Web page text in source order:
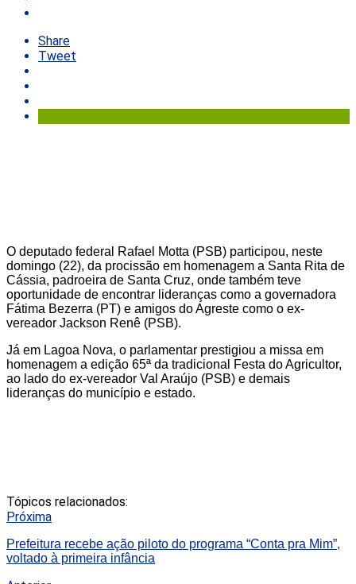
Share
Tweet
O deputado federal Rafael Motta (PSB) participou, neste
domingo (22), da procissão em homenagem a Santa Rita de
Cássia, padroeira de Santa Cruz, onde também teve
oportunidade de encontrar lideranças como a governadora
Fátima Bezerra (PT) e amigos do Agreste como o ex-
vereador Jackson Renê (PSB).
Já em Lagoa Nova, o parlamentar prestigiou a missa em
homenagem a edição 65ª da tradicional Festa do Agricultor,
ao lado do ex-vereador Val Araújo (PSB) e demais
lideranças do município e estado.
Tópicos relacionados:
Próxima
Prefeitura recebe ação piloto do programa “Conta pra Mim”,
voltado à primeira infância